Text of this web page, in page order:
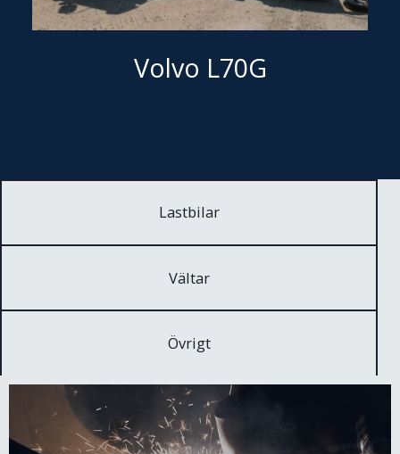
Volvo L70G
Lastbilar
Vältar
Övrigt